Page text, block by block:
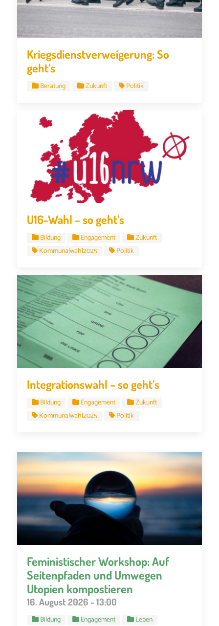
Kriegsdienstverweigerung: So
geht‘s
Beratung Zukunft Politik
U16-Wahl – so geht’s
Bildung Engagement
Zukunft
Kommunalwahl2025
Politik
Integrationswahl – so geht’s
Bildung Engagement
Zukunft
Kommunalwahl2025
Politik
Feministischer Workshop: Auf
Seitenpfaden und Umwegen
Utopien kompostieren
16. August 2026 - 13:00
Bildung Engagement
Leben